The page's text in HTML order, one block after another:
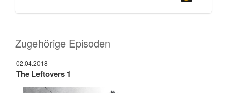
Zugehörige Episoden
02.04.2018
The Leftovers 1